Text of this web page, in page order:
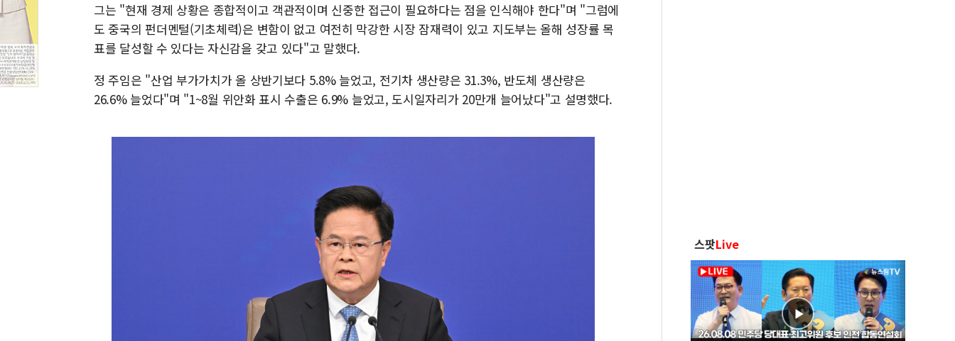
그는 "현재 경제 상황은 종합적이고 객관적이며 신중한 접근이 필요하다는 점을 인식해야 한다"며 "그럼에
도 중국의 펀더멘털(기초체력)은 변함이 없고 여전히 막강한 시장 잠재력이 있고 지도부는 올해 성장률 목
표를 달성할 수 있다는 자신감을 갖고 있다"고 말했다.
정 주임은 "산업 부가가치가 올 상반기보다 5.8% 늘었고, 전기차 생산량은 31.3%, 반도체 생산량은
26.6% 늘었다"며 "1~8월 위안화 표시 수출은 6.9% 늘었고, 도시일자리가 20만개 늘어났다"고 설명했다.
스팟Live